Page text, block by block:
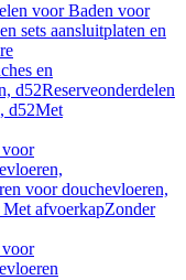
voor Baden voor
sets aansluitplaten en
en
d52Reserveonderdelen
d52Met
voor
voor douchevloeren,
Met afvoerkapZonder
voor